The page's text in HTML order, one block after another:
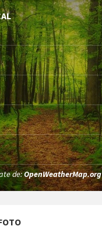
de:OpenWeatherMap.org